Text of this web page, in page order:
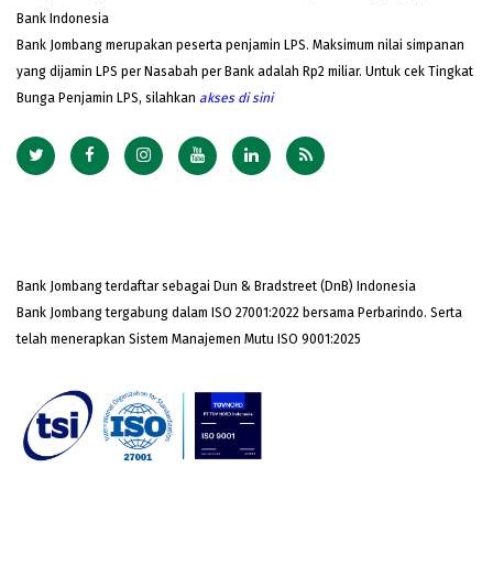
Bank Indonesia
Bank Jombang merupakan peserta penjamin LPS. Maksimum nilai simpanan
yang dijamin LPS per Nasabah per Bank adalah Rp2 miliar. Untuk cek Tingkat
Bunga Penjamin LPS, silahkan akses di sini
Bank Jombang terdaftar sebagai Dun & Bradstreet (DnB) Indonesia
Bank Jombang tergabung dalam ISO 27001:2022 bersama Perbarindo. Serta
telah menerapkan Sistem Manajemen Mutu ISO 9001:2025